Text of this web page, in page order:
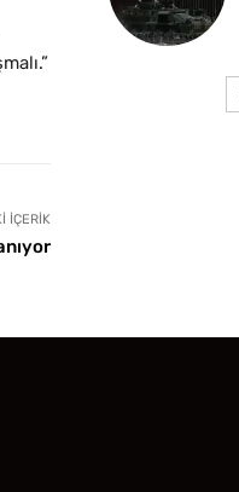
İÇERIK